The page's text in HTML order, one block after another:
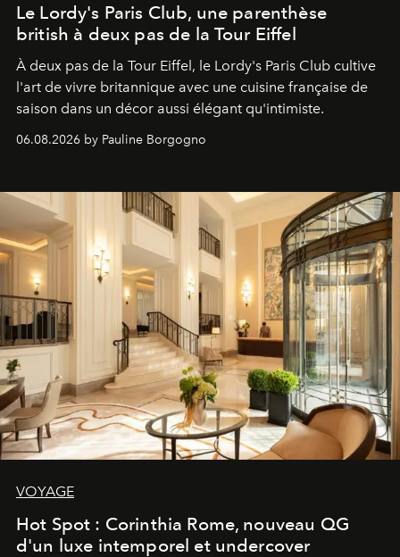
Le Lordy's Paris Club, une parenthèse
british à deux pas de la Tour Eiffel
À deux pas de la Tour Eiffel, le Lordy's Paris Club cultive
l'art de vivre britannique avec une cuisine française de
saison dans un décor aussi élégant qu'intimiste.
06.08.2026 by Pauline Borgogno
VOYAGE
Hot Spot : Corinthia Rome, nouveau QG
d'un luxe intemporel et undercover